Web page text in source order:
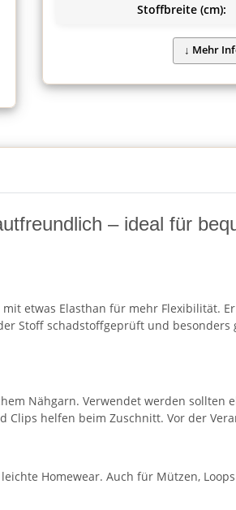
Stoffbreite (cm):
– ideal für
etwas Elasthan für mehr Flexibilität.
Stoff schadstoffgeprüft und
Nähgarn. Verwendet werden sollten
helfen beim Zuschnitt. Vor der
Homewear. Auch für Mützen,